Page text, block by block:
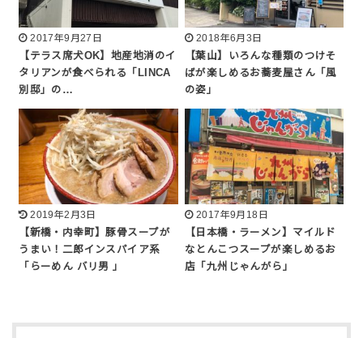
2017年9月27日
【テラス席犬OK】地産地消のイ
タリアンが食べられる「LINCA
別邸」の…
2018年6月3日
【葉山】いろんな種類のつけそ
ばが楽しめるお蕎麦屋さん「風
の姿」
2019年2月3日
【新橋・内幸町】豚骨スープが
うまい！二郎インスパイア系
「らーめん バリ男 」
2017年9月18日
【日本橋・ラーメン】マイルド
なとんこつスープが楽しめるお
店「九州じゃんがら」